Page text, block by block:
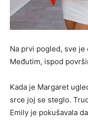
Na prvi pogled, sve je
Međutim, ispod
Kada je Margaret
srce joj se steglo.
Emily je pokušavala